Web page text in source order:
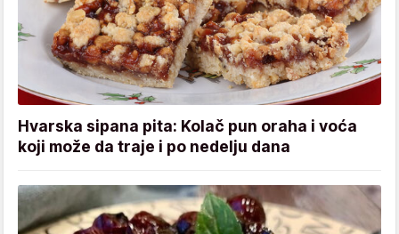
Hvarska sipana pita: Kolač pun oraha i voća
koji može da traje i po nedelju dana